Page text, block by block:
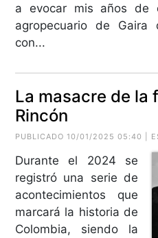
a evocar mis años de
agropecuario de Gaira
con...
La masacre de la
Rincón
PUBLICADO 10/01/2025 05:40 |
Durante el 2024 se
registró una serie de
acontecimientos que
marcará la historia de
Colombia, siendo la